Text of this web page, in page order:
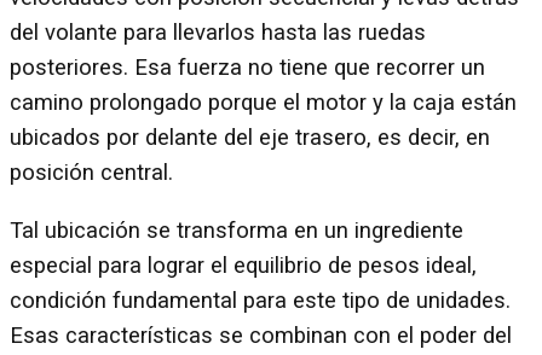
del volante para llevarlos hasta las ruedas
posteriores. Esa fuerza no tiene que recorrer un
camino prolongado porque el motor y la caja están
ubicados por delante del eje trasero, es decir, en
posición central.
Tal ubicación se transforma en un ingrediente
especial para lograr el equilibrio de pesos ideal,
condición fundamental para este tipo de unidades.
Esas características se combinan con el poder del